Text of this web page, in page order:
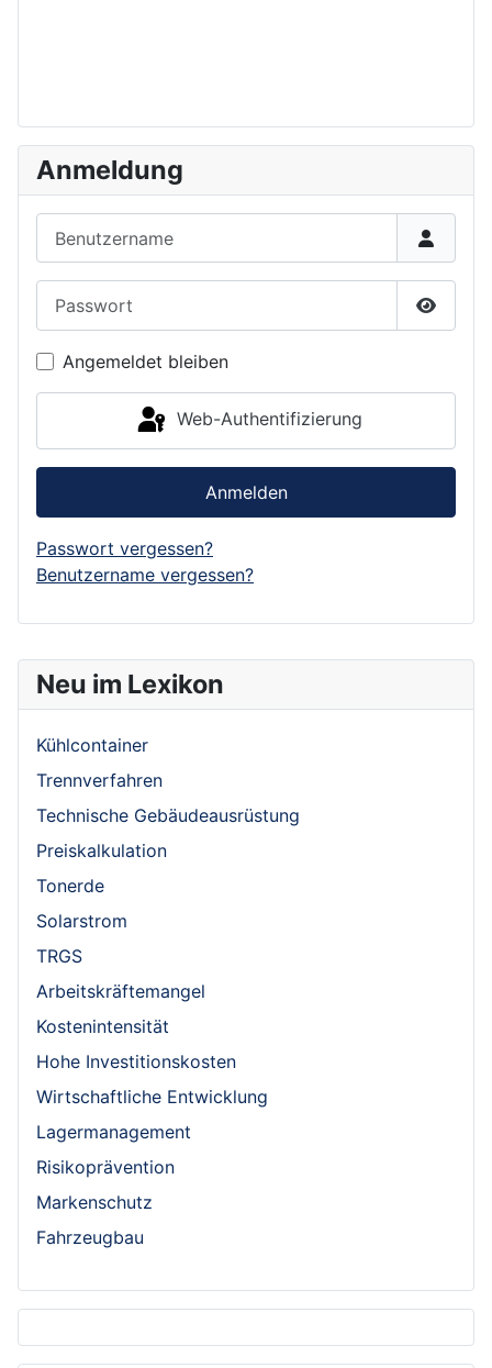
Neu im Lexikon
Kühlcontainer
Trennverfahren
Technische Gebäudeausrüstung
Preiskalkulation
Tonerde
Solarstrom
TRGS
Arbeitskräftemangel
Kostenintensität
Hohe Investitionskosten
Wirtschaftliche Entwicklung
Lagermanagement
Risikoprävention
Markenschutz
Fahrzeugbau
Anmeldung
Angemeldet bleiben
Web-Authentifizierung
Anmelden
Passwort vergessen?
Benutzername vergessen?